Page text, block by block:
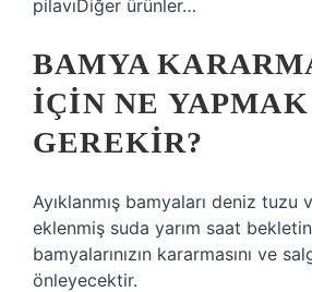
pilavıDiğer ürünler…
BAMYA
IÇIN NE YAPMAK
GEREKIR?
Ayıklanmış bamyaları deniz tuzu
eklenmiş suda yarım saat
bamyalarınızın kararmasını ve
önleyecektir.